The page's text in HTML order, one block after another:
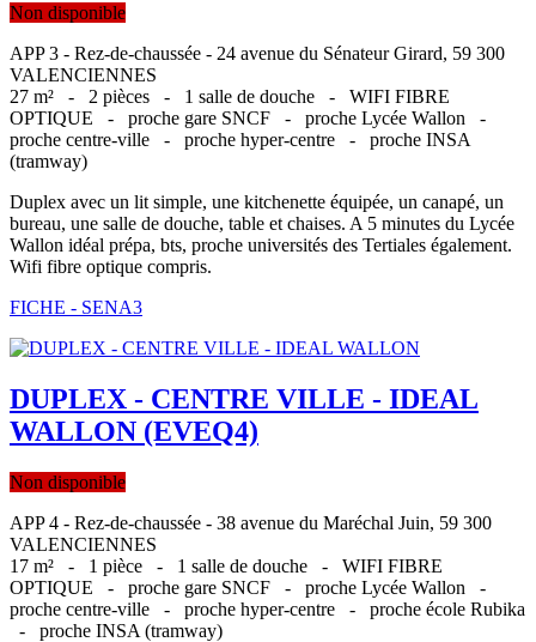
Non disponible
APP 3 - Rez-de-chaussée - 24 avenue du Sénateur Girard, 59 300
VALENCIENNES
27 m² - 2 pièces - 1 salle de douche - WIFI FIBRE
OPTIQUE - proche gare SNCF - proche Lycée Wallon -
proche centre-ville - proche hyper-centre - proche INSA
(tramway)
Duplex avec un lit simple, une kitchenette équipée, un canapé, un
bureau, une salle de douche, table et chaises. A 5 minutes du Lycée
Wallon idéal prépa, bts, proche universités des Tertiales également.
Wifi fibre optique compris.
FICHE - SENA3
DUPLEX - CENTRE VILLE - IDEAL
WALLON (EVEQ4)
Non disponible
APP 4 - Rez-de-chaussée - 38 avenue du Maréchal Juin, 59 300
VALENCIENNES
17 m² - 1 pièce - 1 salle de douche - WIFI FIBRE
OPTIQUE - proche gare SNCF - proche Lycée Wallon -
proche centre-ville - proche hyper-centre - proche école Rubika
- proche INSA (tramway)